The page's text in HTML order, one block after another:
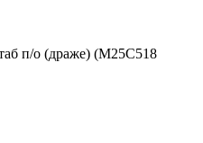
п/о (драже) (M25C518